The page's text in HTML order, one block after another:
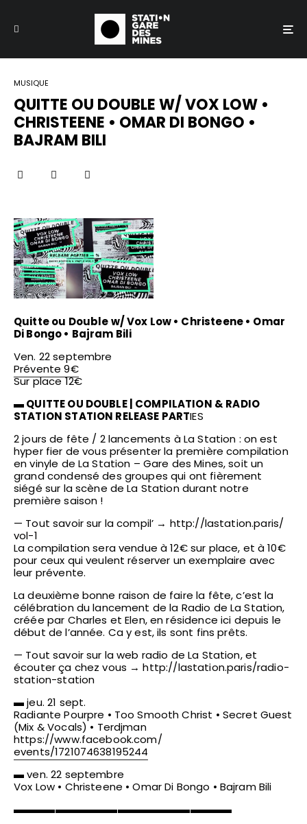
MUSIQUE
QUITTE OU DOUBLE W/ VOX LOW •
CHRISTEENE • OMAR DI BONGO •
BAJRAM BILI
Quitte ou Double w/ Vox Low • Christeene • Omar
Di Bongo • Bajram Bili
Ven. 22 septembre
Prévente 9€
Sur place 12€
▬ QUITTE OU DOUBLE | COMPILATION & RADIO
STATION STATION RELEASE PARTIES
2 jours de fête / 2 lancements à La Station : on est
hyper fier de vous présenter la première compilation
en vinyle de La Station – Gare des Mines, soit un
grand condensé des groupes qui ont fièrement
siégé sur la scène de La Station durant notre
première saison !
— Tout savoir sur la compil’ → http://lastation.paris/
vol-1
La compilation sera vendue à 12€ sur place, et à 10€
pour ceux qui veulent réserver un exemplaire avec
leur prévente.
La deuxième bonne raison de faire la fête, c’est la
célébration du lancement de la Radio de La Station,
créée par Charles et Elen, en résidence ici depuis le
début de l’année. Ca y est, ils sont fins prêts.
— Tout savoir sur la web radio de La Station, et
écouter ça chez vous →http://lastation.paris/radio-
station-station
▬ jeu. 21 sept.
Radiante Pourpre • Too Smooth Christ • Secret Guest
(Mix & Vocals) • Terdjman
https://www.facebook.com/
events/1721074638195244
▬ ven. 22 septembre
Vox Low • Christeene • Omar Di Bongo • Bajram Bili
▬▬▬▬▬▬▬▬▬▬▬▬▬▬▬▬▬▬▬▬▬